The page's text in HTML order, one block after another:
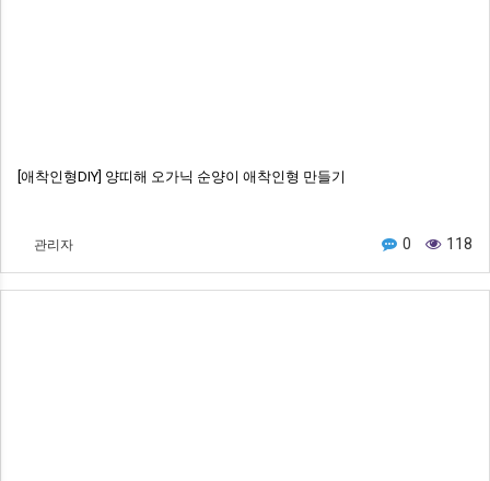
[애착인형DIY] 양띠해 오가닉 순양이 애착인형 만들기
관리자 0 118